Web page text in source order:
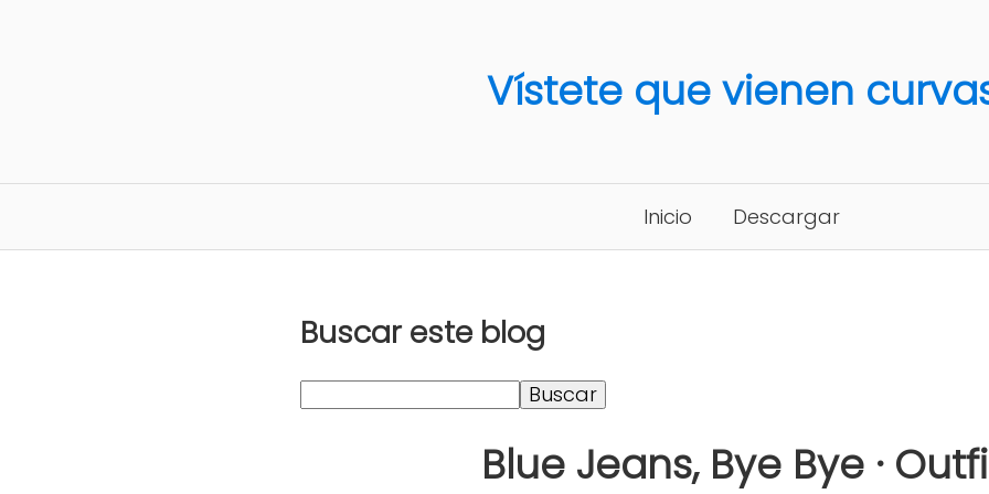
Vístete que vienen
Inicio Descargar
Buscar este blog
Blue Jeans, Bye Bye ·